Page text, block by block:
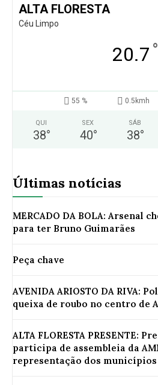
ALTA FLORESTA
Céu Limpo
20.7 °
55 % 0.5kmh
QUI
38°
SEX
40°
SÁB
38°
Últimas notícias
MERCADO DA BOLA: Arsenal
para ter Bruno Guimarães
Peça chave
AVENIDA ARIOSTO DA RIVA:
queixa de roubo no centro de
ALTA FLORESTA PRESENTE:
participa de assembleia da
representação dos municípios